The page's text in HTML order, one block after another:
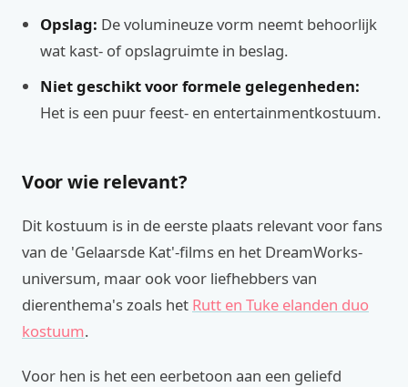
Opslag: De volumineuze vorm neemt behoorlijk
wat kast- of opslagruimte in beslag.
Niet geschikt voor formele gelegenheden:
Het is een puur feest- en entertainmentkostuum.
Voor wie relevant?
Dit kostuum is in de eerste plaats relevant voor fans
van de 'Gelaarsde Kat'-films en het DreamWorks-
universum, maar ook voor liefhebbers van
dierenthema's zoals het Rutt en Tuke elanden duo
kostuum.
Voor hen is het een eerbetoon aan een geliefd